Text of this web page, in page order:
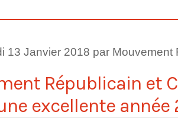
13 Janvier 2018 par Mouvement
Républicain et
excellente année